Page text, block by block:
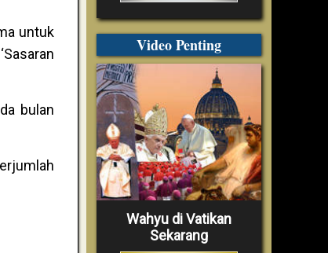
untuk
bulan
Video Penting
Wahyu di Vatikan
Sekarang